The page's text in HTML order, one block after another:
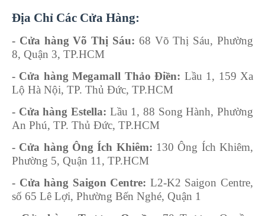
Địa Chỉ Các Cửa Hàng:
- Cửa hàng Võ Thị Sáu: 68 Võ Thị Sáu, Phường
8, Quận 3, TP.HCM
- Cửa hàng Megamall Thảo Điền: Lầu 1, 159 Xa
Lộ Hà Nội, TP. Thủ Đức, TP.HCM
- Cửa hàng Estella: Lầu 1, 88 Song Hành, Phường
An Phú, TP. Thủ Đức, TP.HCM
- Cửa hàng Ông Ích Khiêm: 130 Ông Ích Khiêm,
Phường 5, Quận 11, TP.HCM
- Cửa hàng Saigon Centre: L2-K2 Saigon Centre,
số 65 Lê Lợi, Phường Bến Nghé, Quận 1